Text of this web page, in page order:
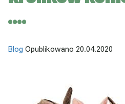
....
Blog Opublikowano 20.04.2020